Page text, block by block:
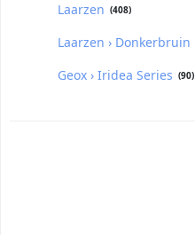
Laarzen (408)
Laarzen › Donkerbruin
Geox › Iridea Series (90)